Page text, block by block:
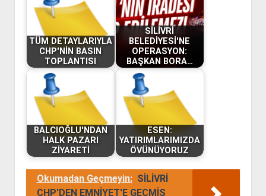
TÜM DETAYLARIYLA
CHP'NİN BASIN
TOPLANTISI
SİLİVRİ
BELEDİYESİ'NE
OPERASYON:
BAŞKAN BORA…
BALCIOĞLU'NDAN
HALK PAZARI
ZİYARETİ
ESEN:
YATIRIMLARIMIZDA
ÖVÜNÜYORUZ
Okumadan Geçmeyin: SİLİVRİ
CHP'DEN EMNİYET'E GEÇMİŞ